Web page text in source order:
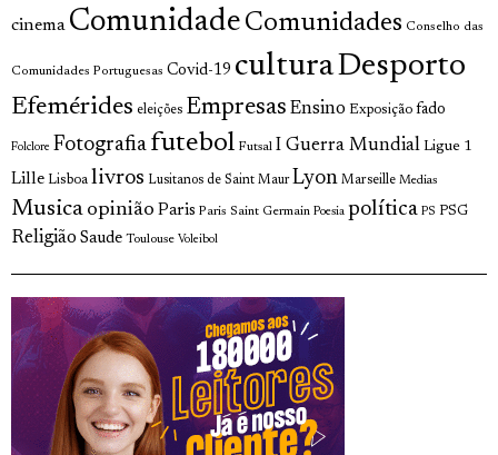
cinema Comunidade Comunidades Conselho das
Comunidades Portuguesas Covid-19 culturaDesporto
Efemérides eleições Empresas Ensino Exposição fado
Folclore Fotografia futebol Futsal I Guerra Mundial Ligue 1
Lille Lisboa livros Lusitanos de Saint Maur Lyon Marseille Medias
Musica opinião Paris Paris Saint Germain Poesia política PS PSG
Religião Saude Toulouse Voleibol